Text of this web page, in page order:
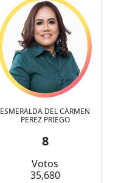
ESMERALDA DEL CARMEN
PEREZ PRIEGO
8
Votos
35,680